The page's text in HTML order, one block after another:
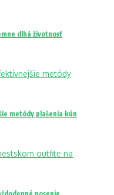
dlhá životnosť
metódy plašenia kún